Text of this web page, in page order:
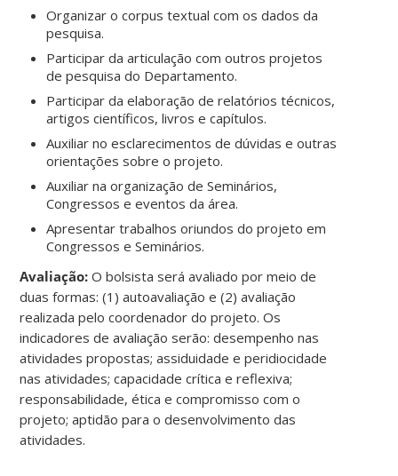
Organizar o corpus textual com os dados da
pesquisa.
Participar da articulação com outros projetos
de pesquisa do Departamento.
Participar da elaboração de relatórios técnicos,
artigos científicos, livros e capítulos.
Auxiliar no esclarecimentos de dúvidas e outras
orientações sobre o projeto.
Auxiliar na organização de Seminários,
Congressos e eventos da área.
Apresentar trabalhos oriundos do projeto em
Congressos e Seminários.
Avaliação: O bolsista será avaliado por meio de
duas formas: (1) autoavaliação e (2) avaliação
realizada pelo coordenador do projeto. Os
indicadores de avaliação serão: desempenho nas
atividades propostas; assiduidade e peridiocidade
nas atividades; capacidade crítica e reflexiva;
responsabilidade, ética e compromisso com o
projeto; aptidão para o desenvolvimento das
atividades.